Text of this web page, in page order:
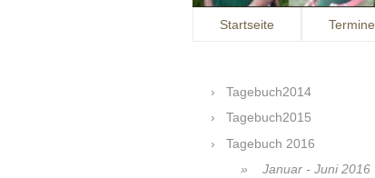
Startseite Termine
Tagebuch2014
Tagebuch2015
Tagebuch 2016
Januar - Juni 2016